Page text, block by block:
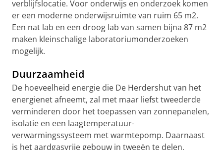
verblijfslocatie. Voor onderwijs en onderzoek komen
er een moderne onderwijsruimte van ruim 65 m2.
Een nat lab en een droog lab van samen bijna 87 m2
maken kleinschalige laboratoriumonderzoeken
mogelijk.
Duurzaamheid
De hoeveelheid energie die De Herdershut van het
energienet afneemt, zal met maar liefst tweederde
verminderen door het toepassen van zonnepanelen,
isolatie en een laagtemperatuur-
verwarmingssysteem met warmtepomp. Daarnaast
is het aardgasvrije gebouw in tweeën te delen,